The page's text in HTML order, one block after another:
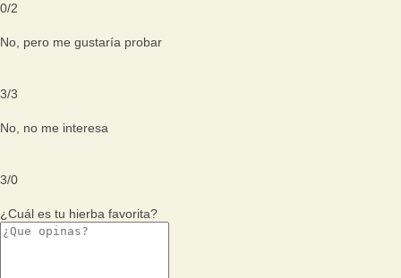
0/2
No, pero me gustaría probar
3/3
No, no me interesa
3/0
¿Cuál es tu hierba favorita?